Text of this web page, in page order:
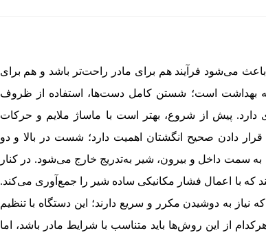
می‌شود فرآیند هم برای مادر راحت‌تر باشد و هم برای
به بهداشت است؛ شستن کامل دست‌ها، استفاده از ظروف
پیش از شروع، بهتر است با ماساژ ملایم و حرکات
دادن صحیح انگشتان اهمیت دارد؛ شست در بالا و دو
به سمت داخل و بیرون، شیر به‌تدریج خارج می‌شود. در کنار
که با اعمال فشار مکانیکی ساده شیر را جمع‌آوری می‌کند.
به دوشیدن مکرر و سریع دارند؛ این دستگاه با تنظیم
از این روش‌ها باید متناسب با شرایط مادر باشد، اما